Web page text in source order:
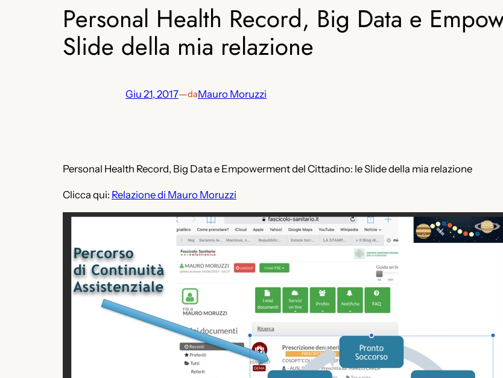
Personal Health Record, Big Data e
Slide della mia relazione
Giu 21, 2017—daMauro Moruzzi
Personal Health Record, Big Data e Empowerment del Cittadino: le Slide della mia relazione
Clicca qui: Relazione di Mauro Moruzzi